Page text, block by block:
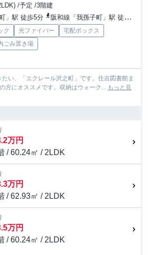
/予定 /3階建
」駅 徒歩5分
阪和線「我孫子町」駅 徒歩10分
ク 光ファイバー
宅配ボックス
ごみ置き場
い、「エクレール沢之町」です。住吉図書館ま
方にオススメです。収納はウォーク... もっと見
万円
/ 60.24㎡ / 2LDK
万円
/ 62.93㎡ / 2LDK
万円
/ 60.24㎡ / 2LDK